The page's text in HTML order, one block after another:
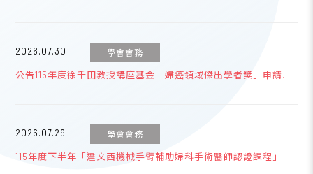
2026.07.30 學會會務
公告115年度徐千田教授講座基金「婦癌領域傑出學者獎」申請事
2026.07.29 學會會務
115年度下半年「達文西機械手臂輔助婦科手術醫師認證課程」